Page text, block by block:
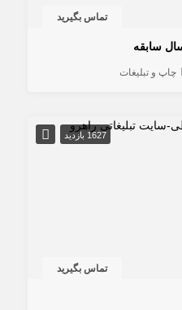
تماس بگیرید
چاپ و تبلیغات
1627 بازدید
تماس بگیرید